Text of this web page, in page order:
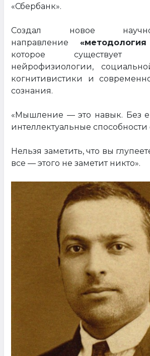
«Сбербанк».
Создал новое научно-
направление
которое
нейрофизиологии,
когнитивистики и
сознания.
«Мышление — это навык. Без
интеллектуальные
Нельзя заметить, что вы
все — этого не заметит никто».